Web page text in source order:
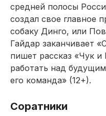
средней полосы
создал свое главное
собаку Динго, или
Гайдар заканчивает
пишет рассказ «Чук и
работать над
его команда» (12+).
Соратники